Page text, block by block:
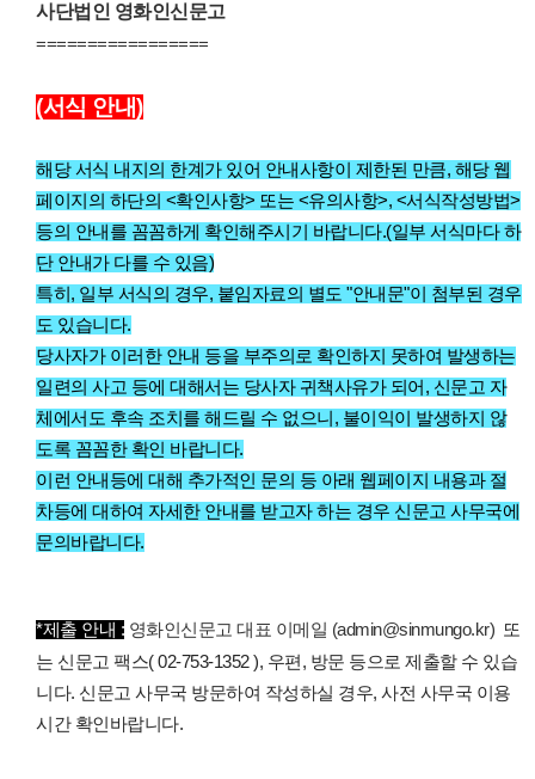
사단법인 영화인신문고
=================
(서식 안내)
해당 서식 내지의 한계가 있어 안내사항이 제한된 만큼, 해당 웹
페이지의 하단의 <확인사항> 또는 <유의사항>, <서식작성방법>
등의 안내를 꼼꼼하게 확인해주시기 바랍니다.(일부 서식마다 하
단 안내가 다를 수 있음)
특히, 일부 서식의 경우, 붙임자료의 별도 "안내문"이 첨부된 경우
도 있습니다.
당사자가 이러한 안내 등을 부주의로 확인하지 못하여 발생하는
일련의 사고 등에 대해서는 당사자 귀책사유가 되어, 신문고 자
체에서도 후속 조치를 해드릴 수 없으니, 불이익이 발생하지 않
도록 꼼꼼한 확인 바랍니다.
이런 안내등에 대해 추가적인 문의 등 아래 웹페이지 내용과 절
차등에 대하여 자세한 안내를 받고자 하는 경우 신문고 사무국에
문의바랍니다.
*제출 안내 : 영화인신문고 대표 이메일 (admin@sinmungo.kr) 또
는 신문고 팩스( 02-753-1352 ), 우편, 방문 등으로 제출할 수 있습
니다. 신문고 사무국 방문하여 작성하실 경우, 사전 사무국 이용
시간 확인바랍니다.